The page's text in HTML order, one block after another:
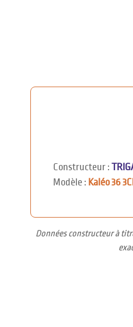
Constructeur :
Modèle : Kaléo 36
Données constructeur à